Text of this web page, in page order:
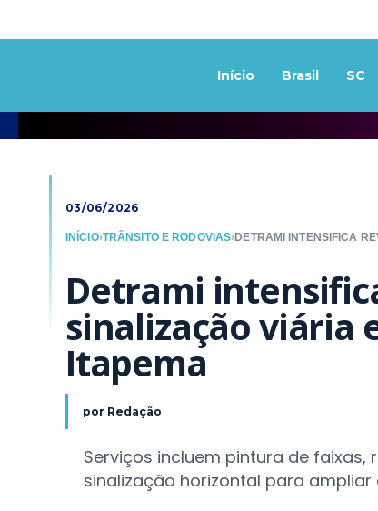
Início Brasil SC
03/06/2026
INÍCIO›TRÂNSITO E RODOVIAS›
Detrami
sinalização viária
Itapema
por Redação
Serviços incluem pintura de
sinalização horizontal para